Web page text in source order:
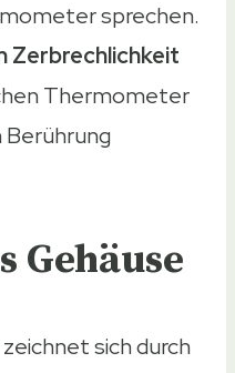
sprechen.
Zerbrechlichkeit
Thermometer
Berührung
Gehäuse
sich durch